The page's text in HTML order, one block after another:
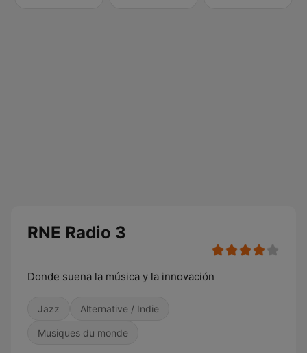
RNE Radio 3
Donde suena la música y la innovación
Jazz Alternative / Indie
Musiques du monde